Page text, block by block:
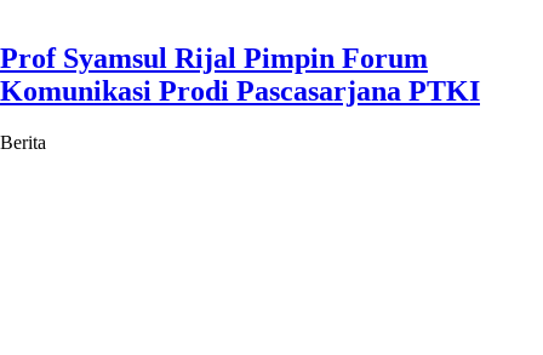
Prof Syamsul Rijal Pimpin Forum
Komunikasi Prodi Pascasarjana PTKI
Berita